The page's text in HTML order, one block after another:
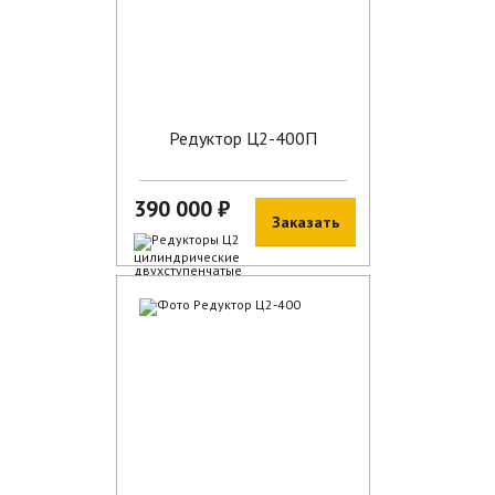
Редуктор Ц2-400П
390 000 ₽ Заказать